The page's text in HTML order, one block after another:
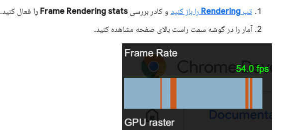
تب Rendering را باز کنید و کادر بررسیFrame Rendering stats را
فعال کنید.
آمار را در گوشه سمت راست بالای صفحه مشاهده کنید.